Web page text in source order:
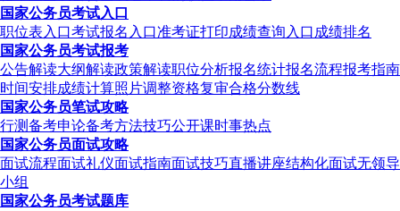
国家公务员考试入口
职位表入口考试报名入口准考证打印成绩查询入口 成绩排名
国家公务员考试报考
公告解读大纲解读政策解读职位分析报名统计报名流程报考指南
时间安排成绩计算照片调整资格复审合格分数线
国家公务员笔试攻略
行测备考申论备考方法技巧公开课时事热点
国家公务员面试攻略
面试流程面试礼仪面试指南面试技巧直播讲座结构化面试无领导
小组
国家公务员考试题库